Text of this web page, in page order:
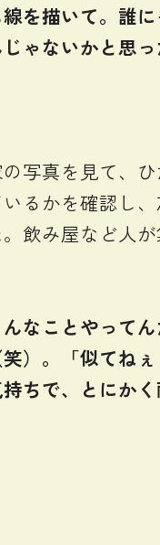
を描いて。誰
ゃないかと思
写真を見て、
るかを確認し
飲み屋など人
なことやってん
）。「似てねぇ
ちで、とにかく